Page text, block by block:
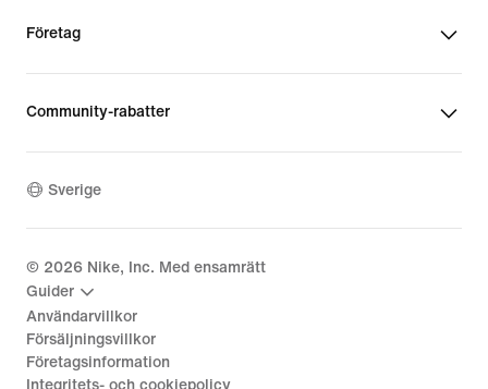
Företag
Community-rabatter
Sverige
© 2026 Nike, Inc. Med ensamrätt
Guider
Användarvillkor
Försäljningsvillkor
Företagsinformation
Integritets- och cookiepolicy